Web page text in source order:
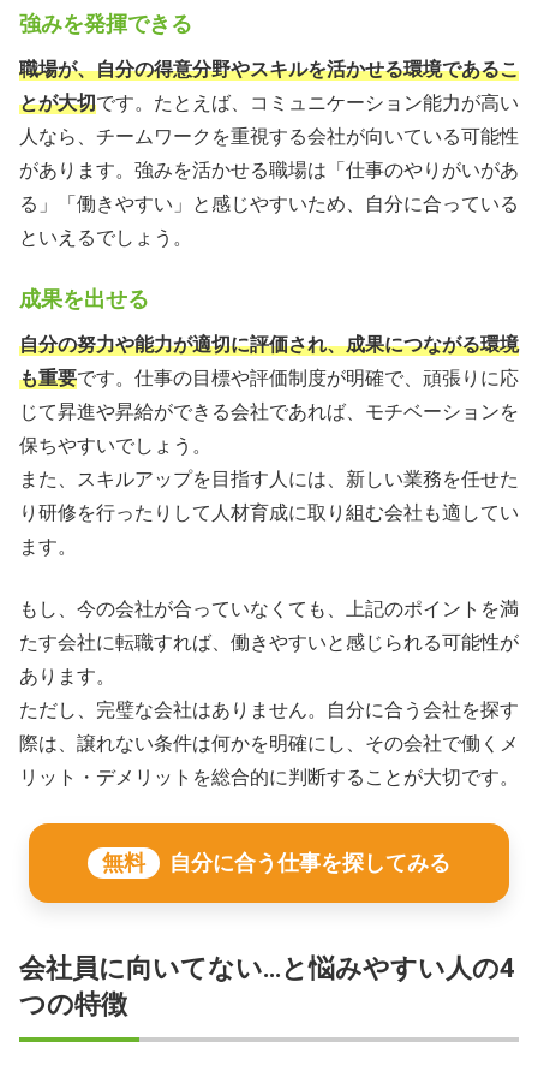
強みを発揮できる
職場が、自分の得意分野やスキルを活かせる環境であるこ
とが大切です。たとえば、コミュニケーション能力が高い
人なら、チームワークを重視する会社が向いている可能性
があります。強みを活かせる職場は「仕事のやりがいがあ
る」「働きやすい」と感じやすいため、自分に合っている
といえるでしょう。
成果を出せる
自分の努力や能力が適切に評価され、成果につながる環境
も重要です。仕事の目標や評価制度が明確で、頑張りに応
じて昇進や昇給ができる会社であれば、モチベーションを
保ちやすいでしょう。
また、スキルアップを目指す人には、新しい業務を任せた
り研修を行ったりして人材育成に取り組む会社も適してい
ます。
もし、今の会社が合っていなくても、上記のポイントを満
たす会社に転職すれば、働きやすいと感じられる可能性が
あります。
ただし、完璧な会社はありません。自分に合う会社を探す
際は、譲れない条件は何かを明確にし、その会社で働くメ
リット・デメリットを総合的に判断することが大切です。
無料 自分に合う仕事を探してみる
会社員に向いてない…と悩みやすい人の4
つの特徴